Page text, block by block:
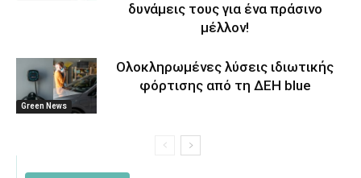
δυνάμεις τους για ένα πράσινο
μέλλον!
Green News
Ολοκληρωμένες λύσεις ιδιωτικής
φόρτισης από τη ΔΕΗ blue